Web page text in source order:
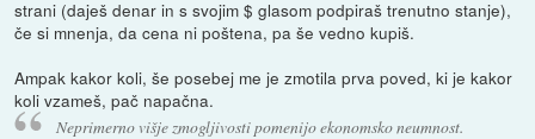
strani (daješ denar in s svojim $ glasom podpiraš trenutno stanje),
če si mnenja, da cena ni poštena, pa še vedno kupiš.
Ampak kakor koli, še posebej me je zmotila prva poved, ki je kakor
koli vzameš, pač napačna.
Neprimerno višje zmogljivosti pomenijo ekonomsko neumnost.